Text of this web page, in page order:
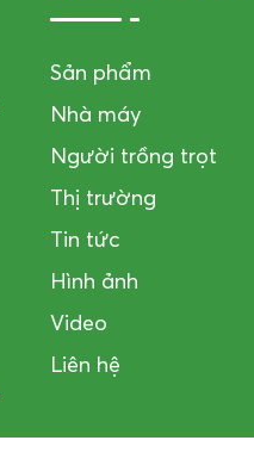
Sản phẩm
Nhà máy
Người trồng trọt
Thị trường
Tin tức
Hình ảnh
Video
Liên hệ